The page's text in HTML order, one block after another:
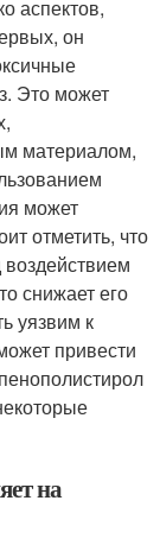
аспектов,
он
Это может
материалом,
может
отметить, что
снижает его
уязвим к
привести
на